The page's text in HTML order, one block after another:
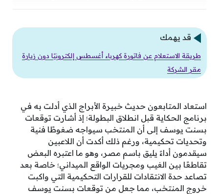
قد يهمك
طريقة الاستعلام عن فاتورة كهرباء أغسطس إلكترونيًا دون زيارة
مقر الشركة
استعاد المتابعون حديث خبيرة الأبراج الذي أدلت به في
برنامج الحكاية قبل انطلاق البطولة؛ إذ أشارت توقعات
بسنت يوسف إلى أن المنتخب سيواجه ضغوطًا فنية
وتحديات تحكيمية، ورغم ذلك أكدت أن اللاعبين
سيقدمون أداءً يليق باسم مصر، وهو ما اعتبره البعض
تقاطعًا بين الغيب ومجريات الواقع الميداني؛ خاصة بعد
تصاعد حدة الانتقادات للقرارات التحكيمية التي واكبت
خروج المنتخب، مما جعل من توقعات بسنت يوسف